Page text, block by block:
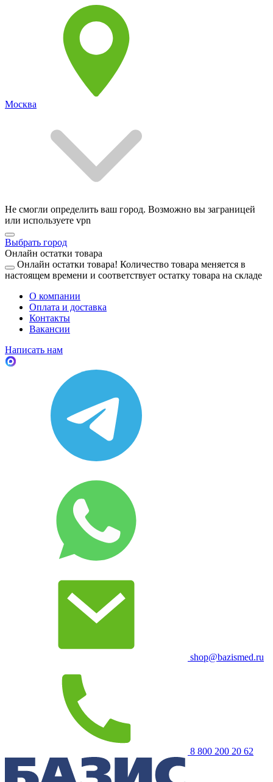
Москва
Не смогли определить ваш город. Возможно вы заграницей
или используете vpn
Выбрать город
Онлайн остатки товара
Онлайн остатки товара! Количество товара меняется в
настоящем времени и соответствует остатку товара на складе
О компании
Оплата и доставка
Контакты
Вакансии
Написать нам
shop@bazismed.ru
8 800 200 20 62